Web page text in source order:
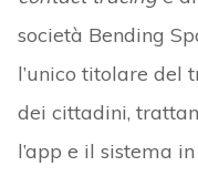
società Bending
l’unico titolare del
dei cittadini,
l’app e il sistema